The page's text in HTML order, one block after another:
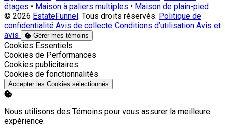
étages • Maison à paliers multiples • Maison de plain-pied
© 2026 EstateFunnel . Tous droits réservés. Politique de
confidentialité Avis de collecte Conditions d’utilisation Avis et
avis
Gérer mes témoins
Activer
Cookies Essentiels
Activer
Cookies de Performances
Activer
Cookies publicitaires
Activer
Cookies de fonctionnalités
Accepter les Cookies sélectionnés
Nous utilisons des Témoins pour vous assurer la meilleure
expérience.